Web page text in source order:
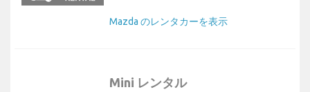
Mazda のレンタカーを表示
Mini レンタル